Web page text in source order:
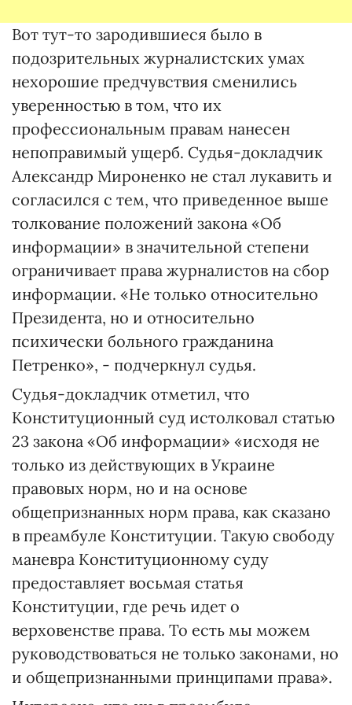
Вот тут-то зародившиеся было в
подозрительных журналистских умах
нехорошие предчувствия сменились
уверенностью в том, что их
профессиональным правам нанесен
непоправимый ущерб. Судья-докладчик
Александр Мироненко не стал лукавить и
согласился с тем, что приведенное выше
толкование положений закона «Об
информации» в значительной степени
ограничивает права журналистов на сбор
информации. «Не только относительно
Президента, но и относительно
психически больного гражданина
Петренко», - подчеркнул судья.
Судья-докладчик отметил, что
Конституционный суд истолковал статью
23 закона «Об информации» «исходя не
только из действующих в Украине
правовых норм, но и на основе
общепризнанных норм права, как сказано
в преамбуле Конституции. Такую свободу
маневра Конституционному суду
предоставляет восьмая статья
Конституции, где речь идет о
верховенстве права. То есть мы можем
руководствоваться не только законами, но
и общепризнанными принципами права».